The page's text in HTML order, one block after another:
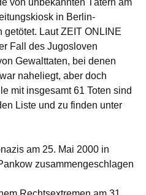
von unbekannten Tätern am
in Berlin-
Laut ZEIT ONLINE
Fall des Jugosloven
Gewalttaten, bei denen
naheliegt, aber doch
mit insgesamt 61 Toten sind
Liste und zu finden unter
am 25. Mai 2000 in
zusammengeschlagen